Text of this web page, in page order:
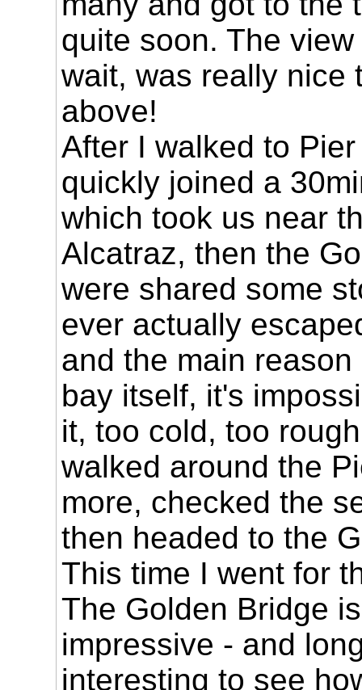
quite soon. The
wait, was really nice
above!
After I walked to
quickly joined a
which took us near
Alcatraz, then the
were shared some
ever actually
and the main
bay itself, it's
it, too cold, too
walked around the
more, checked the
then headed to the
This time I went for
The Golden Bridge
impressive - and
interesting to see